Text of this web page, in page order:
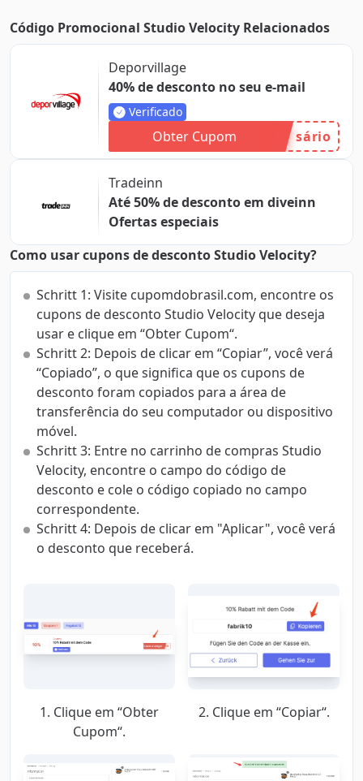
Código Promocional Studio Velocity Relacionados
Deporvillage
40% de desconto no seu e-mail
Verificado
Obter Cupom sário
Tradeinn
Até 50% de desconto em diveinn
Ofertas especiais
Como usar cupons de desconto Studio Velocity?
Schritt 1: Visite cupomdobrasil.com, encontre os
cupons de desconto Studio Velocity que deseja
usar e clique em “Obter Cupom“.
Schritt 2: Depois de clicar em “Copiar”, você verá
“Copiado”, o que significa que os cupons de
desconto foram copiados para a área de
transferência do seu computador ou dispositivo
móvel.
Schritt 3: Entre no carrinho de compras Studio
Velocity, encontre o campo do código de
desconto e cole o código copiado no campo
correspondente.
Schritt 4: Depois de clicar em "Aplicar", você verá
o desconto que receberá.
1. Clique em “Obter
Cupom“.
2. Clique em “Copiar“.